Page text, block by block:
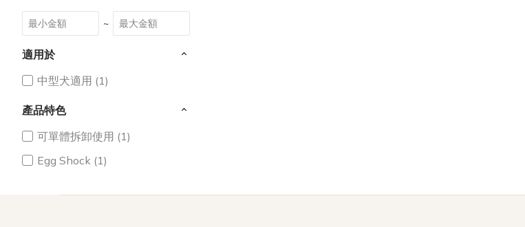
~
適用於
中型犬適用 (1)
產品特色
可單體拆卸使用 (1)
Egg Shock (1)